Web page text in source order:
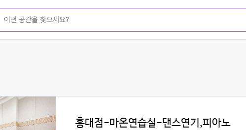
홍대점-마온연습실-댄스연기,피아노